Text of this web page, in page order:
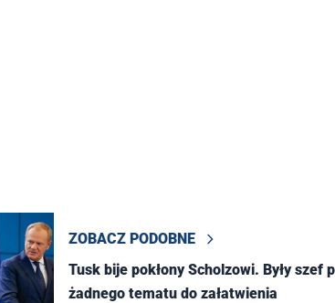
ZOBACZ PODOBNE
Tusk bije pokłony Scholzowi. Były
żadnego tematu do załatwienia